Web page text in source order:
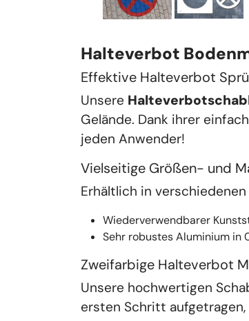
Halteverbot
Effektive Halteverbot
Unsere
Gelände. Dank ihrer
jeden Anwender!
Vielseitige Größen- und
Erhältlich in
Wiederverwendbarer
Sehr robustes Aluminium in
Zweifarbige Halteverbot
Unsere hochwertigen
ersten Schritt